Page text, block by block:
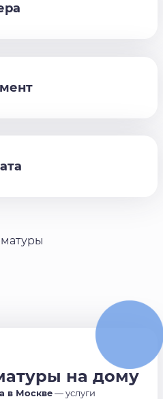
на дому
в Москве— услуги